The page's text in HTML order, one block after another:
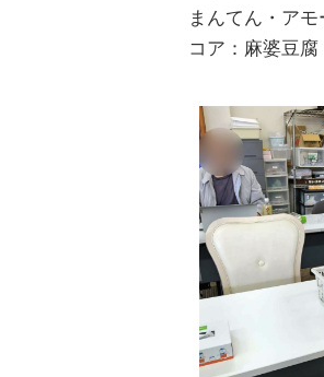
まんてん・ア
コア：麻婆豆